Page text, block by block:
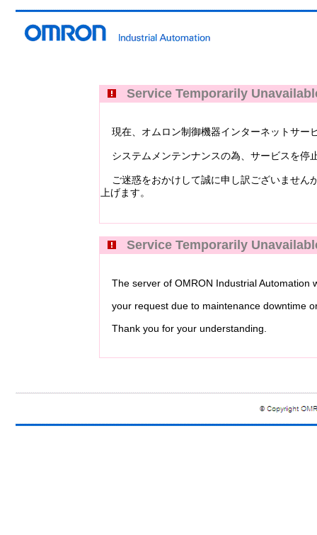
Service Temporarily
現在、オムロン制御機器インターネットサー
システムメンテンナンスの為、サービスを停
ご迷惑をおかけして誠に申し訳ございません
上げます。
Service Temporarily
The server of OMRON Industrial Automation
your request due to maintenance downtime
Thank you for your understanding.